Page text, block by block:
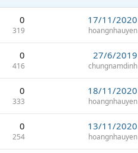
0
319
17/11/2020
hoangnhauyen
0
416
27/6/2019
chungnamdinh
0
333
18/11/2020
hoangnhauyen
0
254
13/11/2020
hoangnhauyen